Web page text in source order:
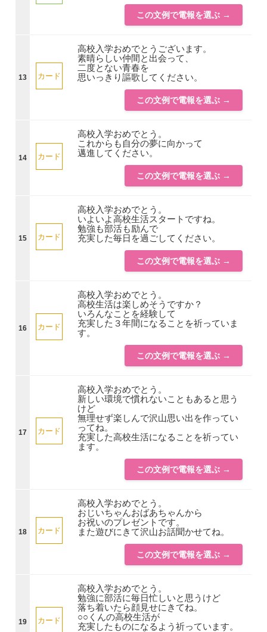
この文例で電報を選ぶ →
13 カード
高校入学おめでとうございます。
素晴らしい仲間と出会って、
二度とない青春を
思いっきり謳歌してください。
この文例で電報を選ぶ →
14 カード
高校入学おめでとう。
これからも自分の夢に向かって
邁進してください。
この文例で電報を選ぶ →
15 カード
高校入学おめでとう。
いよいよ高校生活スタートですね。
勉強も部活も励んで
充実した毎日を過ごしてください。
この文例で電報を選ぶ →
16 カード
高校入学おめでとう。
高校生活は楽しめそうですか？
いろんなことを経験して
充実した３年間になることを祈っていま
す。
この文例で電報を選ぶ →
17 カード
高校入学おめでとう。
新しい環境で慣れないこともあると思う
けど
無理せず楽しんで沢山思い出を作ってい
ってね。
充実した高校生活になることを祈ってい
ます。
この文例で電報を選ぶ →
18 カード
高校入学おめでとう。
おじいちゃんおばあちゃんから
お祝いのプレゼントです。
また遊びにきて沢山お話聞かせてね。
この文例で電報を選ぶ →
19 カード
高校入学おめでとう。
勉強に部活に毎日忙しいと思うけど
落ち着いたら顔見せにきてね。
○○くんの高校生活が
充実したものになるよう祈っています。